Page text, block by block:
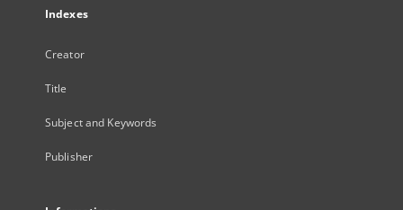
Indexes
Creator
Title
Subject and Keywords
Publisher